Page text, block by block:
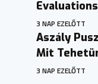
3 NAP EZELŐTT
Aszály
Mit
3 NAP EZELŐTT